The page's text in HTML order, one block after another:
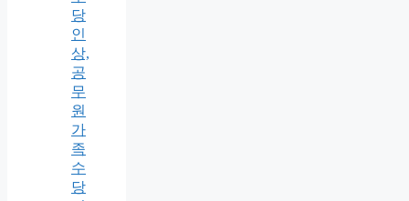
당
인
상,
공
무
원
가
족
수
당